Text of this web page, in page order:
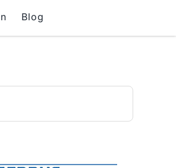
Blog